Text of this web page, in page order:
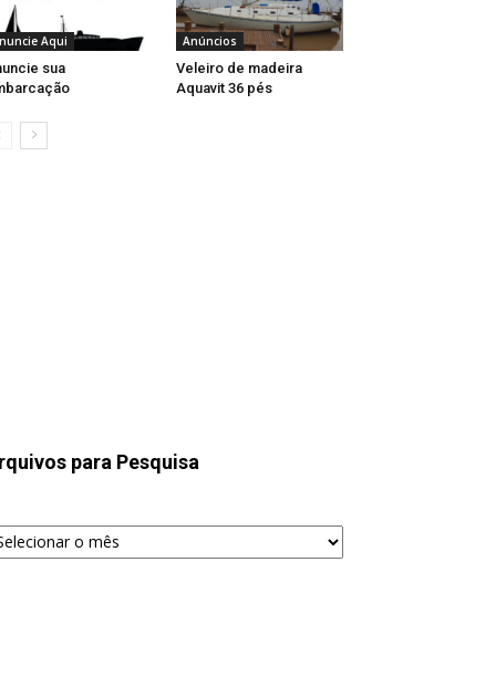
Aqui
sua
Anúncios
Veleiro de madeira
Aquavit 36 pés
para Pesquisa